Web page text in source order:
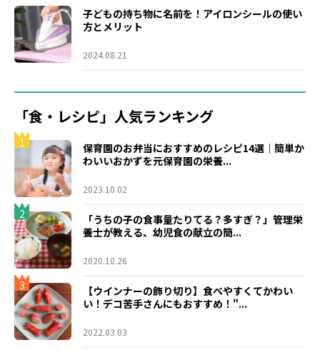
子どもの持ち物に名前を！アイロンシールの使い
方とメリット
2024.08.21
「食・レシピ」人気ランキング
1
保育園のお弁当におすすめのレシピ14選｜簡単か
わいいおかずを元保育園の栄養...
2023.10.02
2
「うちの子の食事量たりてる？多すぎ？」管理栄
養士が教える、幼児食の献立の簡...
2020.10.26
3
【ウインナーの飾り切り】食べやすくてかわい
い！デコ苦手さんにもおすすめ！"...
2022.03.03